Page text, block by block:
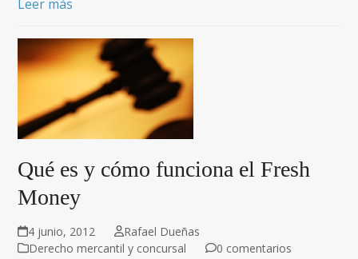
Leer más
Qué es y cómo funciona el Fresh
Money
4 junio, 2012
Rafael Dueñas
Derecho mercantil y concursal
0 comentarios